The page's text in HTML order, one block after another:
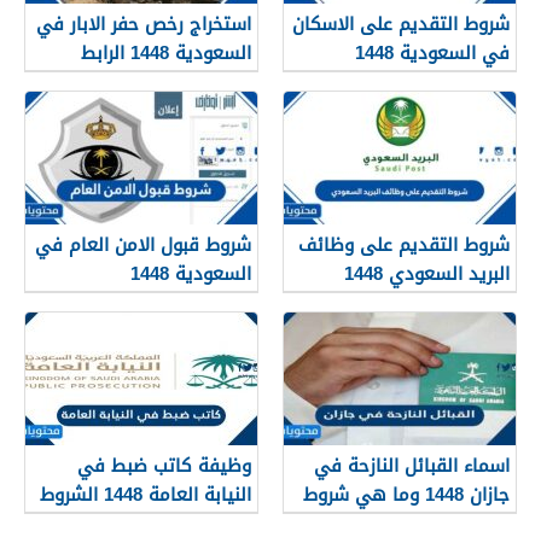
شروط التقديم على الاسكان
في السعودية 1448
استخراج رخص حفر الابار في
السعودية 1448 الرابط
والشروط بالتفصيل
شروط التقديم على وظائف
البريد السعودي 1448
شروط قبول الامن العام في
السعودية 1448
اسماء القبائل النازحة في
جازان 1448 وما هي شروط
تجنيسها
وظيفة كاتب ضبط في
النيابة العامة 1448 الشروط
وطريقة التقديم